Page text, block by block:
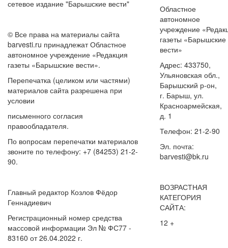
сетевое издание "Барышские вести"
© Все права на материалы сайта
barvesti.ru принадлежат Областное
автономное учреждение «Редакция
газеты «Барышские вести».
Перепечатка (целиком или частями)
материалов сайта разрешена при
условии
письменного согласия
правообладателя.
По вопросам перепечатки материалов
звоните по телефону: +7 (84253) 21-2-
90.
Главный редактор Козлов Фёдор
Геннадиевич
Регистрационный номер средства
массовой информации Эл № ФС77 -
83160 от 26.04.2022 г.
Областное
автономное
учреждение
газеты «Барышские
вести»
Адрес: 433750,
Ульяновская обл.,
Барышский р-он,
г. Барыш, ул.
Красноармейская,
д. 1
Телефон: 21-2-90
Эл. почта:
barvesti@bk.ru
ВОЗРАСТНАЯ
КАТЕГОРИЯ
САЙТА:
12 +